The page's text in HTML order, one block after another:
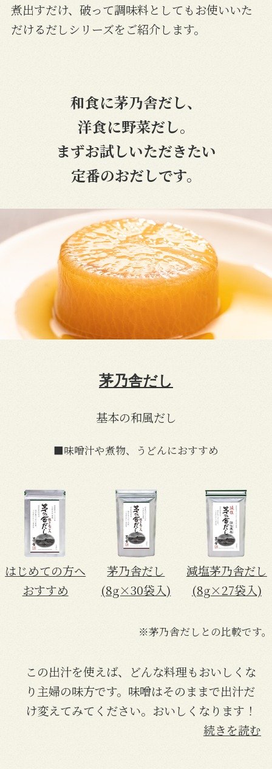
煮出すだけ、破って調味料としてもお使いいた
だけるだしシリーズをご紹介します。
和食に茅乃舎だし、
洋食に野菜だし。
まずお試しいただきたい
定番のおだしです。
茅乃舎だし
基本の和風だし
■味噌汁や煮物、うどんにおすすめ
はじめての方へ
おすすめ
茅乃舎だし
(8g×30袋入)
減塩茅乃舎だし
(8g×27袋入)
※茅乃舎だしとの比較です。
この出汁を使えば、どんな料理もおいしくな
り主婦の味方です。味噌はそのままで出汁だ
け変えてみてください。おいしくなります！
続きを読む